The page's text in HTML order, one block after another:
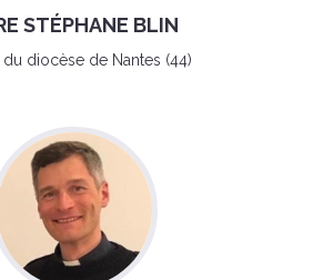
STÉPHANE BLIN
du diocèse de Nantes (44)